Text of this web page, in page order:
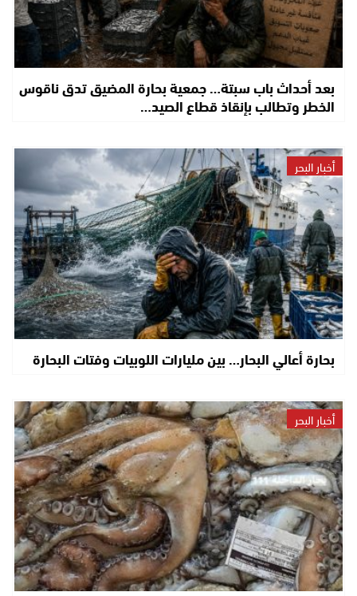
بعد أحداث باب سبتة… جمعية بحارة المضيق تدق ناقوس
الخطر وتطالب بإنقاذ قطاع الصيد…
أخبار البحر
بحارة أعالي البحار… بين مليارات اللوبيات وفتات البحارة
أخبار البحر